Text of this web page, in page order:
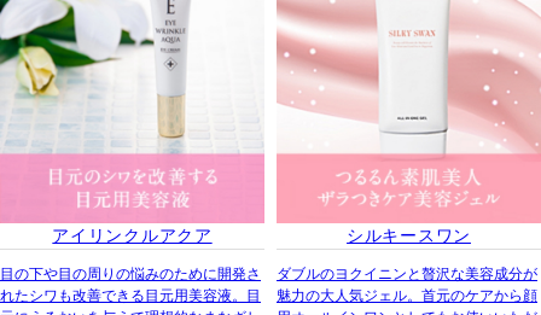
アイリンクルアクア
目の下や目の周りの悩みのために開発さ
れたシワも改善できる目元用美容液。目
シルキースワン
ダブルのヨクイニンと贅沢な美容成分が
魅力の大人気ジェル。首元のケアから顔